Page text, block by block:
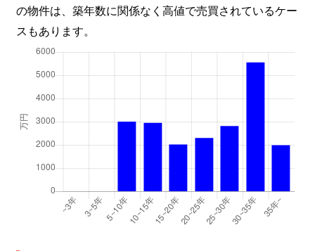
の物件は、築年数に関係なく高値で売買されているケー
スもあります。